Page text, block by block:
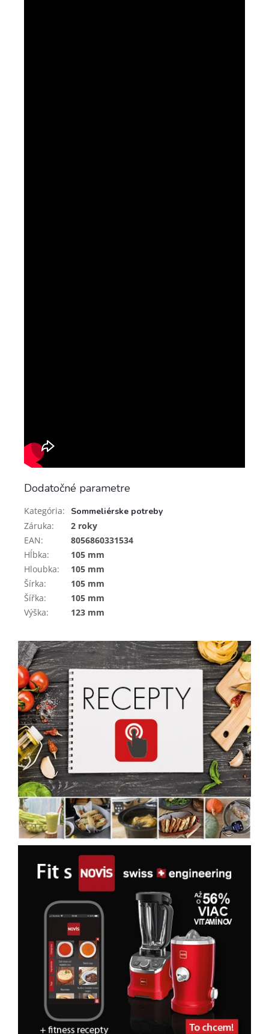
Dodatočné parametre
Kategória:
Sommeliérske potreby
Záruka:
2 roky
EAN:
8056860331534
Hĺbka:
105 mm
Hloubka:
105 mm
Šírka:
105 mm
Šířka:
105 mm
Výška: 123 mm